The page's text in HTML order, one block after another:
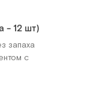
- 12 шт)
запаха
с